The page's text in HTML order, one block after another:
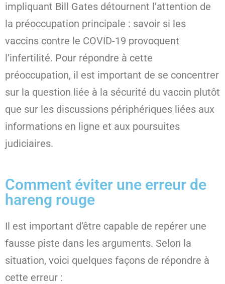
impliquant Bill Gates détournent l’attention de
la préoccupation principale : savoir si les
vaccins contre le COVID-19 provoquent
l’infertilité. Pour répondre à cette
préoccupation, il est important de se concentrer
sur la question liée à la sécurité du vaccin plutôt
que sur les discussions périphériques liées aux
informations en ligne et aux poursuites
judiciaires.
Comment éviter une erreur de
hareng rouge
Il est important d’être capable de repérer une
fausse piste dans les arguments. Selon la
situation, voici quelques façons de répondre à
cette erreur :